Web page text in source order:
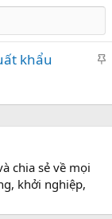
l
khẩu
chia sẻ về mọi
khởi nghiệp,